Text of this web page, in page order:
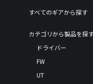
すべてのギアから探す
カテゴリから製品を探
ドライバー
FW
UT